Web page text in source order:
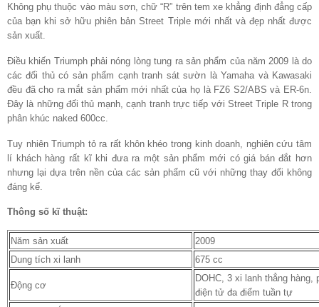
Không phụ thuộc vào màu sơn, chữ “R” trên tem xe khẳng định đẳng cấp
của bạn khi sở hữu phiên bản Street Triple mới nhất và đẹp nhất được
sản xuất.
Điều khiến Triumph phải nóng lòng tung ra sản phẩm của năm 2009 là do
các đối thủ có sản phẩm cạnh tranh sát sườn là Yamaha và Kawasaki
đều đã cho ra mắt sản phẩm mới nhất của họ là FZ6 S2/ABS và ER-6n.
Đây là những đối thủ mạnh, cạnh tranh trực tiếp với Street Triple R trong
phân khúc naked 600cc.
Tuy nhiên Triumph tỏ ra rất khôn khéo trong kinh doanh, nghiên cứu tâm
lí khách hàng rất kĩ khi đưa ra một sản phẩm mới có giá bán đắt hơn
nhưng lại dựa trên nền của các sản phẩm cũ với những thay đổi không
đáng kể.
Thông số kĩ thuật:
Năm sản xuất
2009
Dung tích xi lanh
675 cc
Động cơ
DOHC, 3 xi lanh thẳng hàng,
điện tử đa điểm tuần tự